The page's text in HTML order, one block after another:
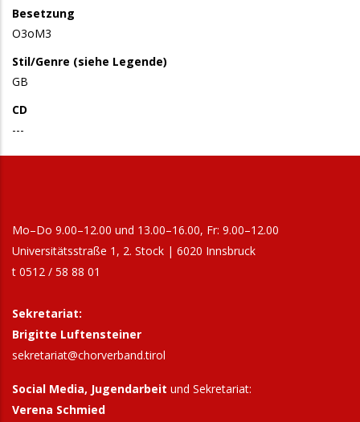
Besetzung
O3oM3
Stil/Genre (siehe Legende)
GB
CD
---
Mo–Do 9.00–12.00 und 13.00–16.00, Fr: 9.00–12.00
Universitätsstraße 1, 2. Stock | 6020 Innsbruck
t 0512 / 58 88 01
Sekretariat:
Brigitte Luftensteiner
sekretariat@chorverband.tirol
Social Media, Jugendarbeit und Sekretariat:
Verena Schmied